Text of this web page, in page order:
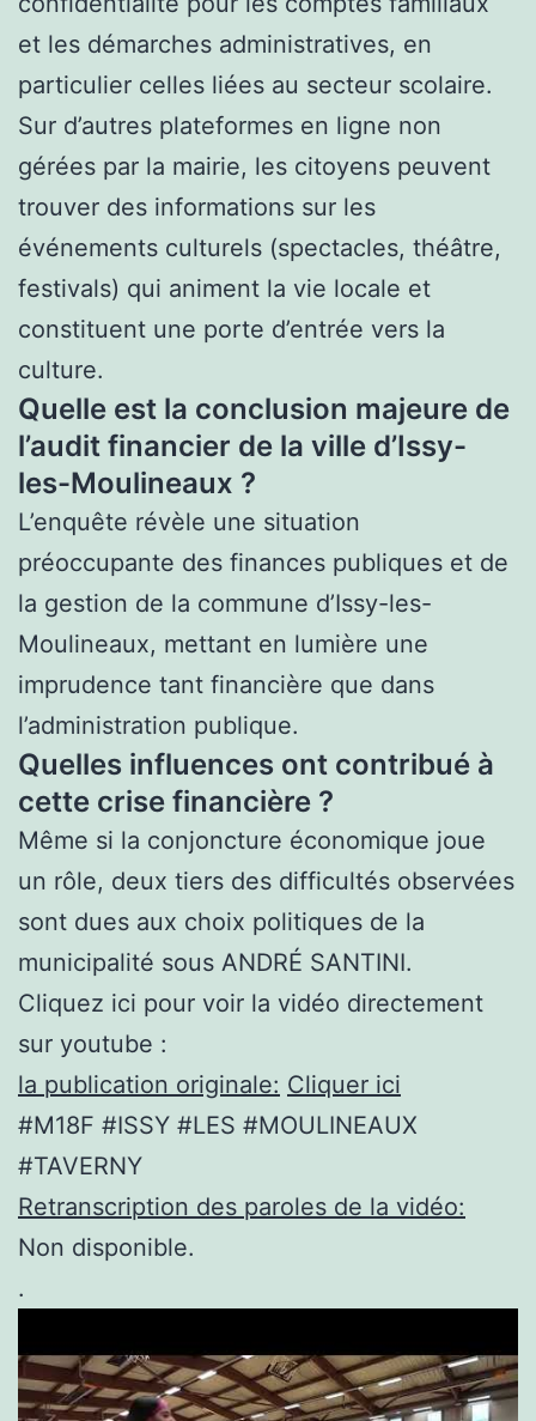
et les démarches administratives, en
particulier celles liées au secteur scolaire.
Sur d’autres plateformes en ligne non
gérées par la mairie, les citoyens peuvent
trouver des informations sur les
événements culturels (spectacles, théâtre,
festivals) qui animent la vie locale et
constituent une porte d’entrée vers la
culture.
Quelle est la conclusion majeure de
l’audit financier de la ville d’Issy-
les-Moulineaux ?
L’enquête révèle une situation
préoccupante des finances publiques et de
la gestion de la commune d’Issy-les-
Moulineaux, mettant en lumière une
imprudence tant financière que dans
l’administration publique.
Quelles influences ont contribué à
cette crise financière ?
Même si la conjoncture économique joue
un rôle, deux tiers des difficultés observées
sont dues aux choix politiques de la
municipalité sous ANDRÉ SANTINI.
Cliquez ici pour voir la vidéo directement
sur youtube :
la publication originale: Cliquer ici
#M18F #ISSY #LES #MOULINEAUX
#TAVERNY
Retranscription des paroles de la vidéo:
Non disponible.
.